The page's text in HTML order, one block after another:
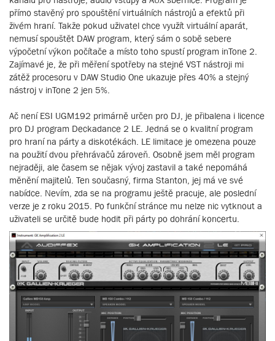
přímo stavěný pro spouštění virtuálních nástrojů a efektů při
živém hraní. Takže pokud uživatel chce využít virtuální aparát,
nemusí spouštět DAW program, který sám o sobě sebere
výpočetní výkon počítače a místo toho spustí program inTone 2.
Zajímavé je, že při měření spotřeby na stejné VST nástroji mi
zátěž procesoru v DAW Studio One ukazuje přes 40% a stejný
nástroj v inTone 2 jen 5%.
Ač není ESI UGM192 primárně určen pro DJ, je přibalena i licence
pro DJ program Deckadance 2 LE. Jedná se o kvalitní program
pro hraní na párty a diskotékách. LE limitace je omezena pouze
na použití dvou přehrávačů zároveň. Osobně jsem měl program
nejraději, ale časem se nějak vývoj zastavil a také nepomáhá
měnění majitelů. Ten současný, firma Stanton, jej má ve své
nabídce. Nevím, zda se na programu ještě pracuje, ale poslední
verze je z roku 2015. Po funkční stránce mu nelze nic vytknout a
uživateli se určitě bude hodit při párty po dohrání koncertu.